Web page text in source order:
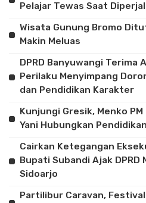
Pelajar Tewas Saat
Wisata Gunung Bromo
Makin Meluas
DPRD Banyuwangi Terima
Perilaku Menyimpang
dan Pendidikan Karakter
Kunjungi Gresik, Menko
Yani Hubungkan
Cairkan Ketegangan
Bupati Subandi Ajak DPRD
Sidoarjo
Partilibur Caravan,